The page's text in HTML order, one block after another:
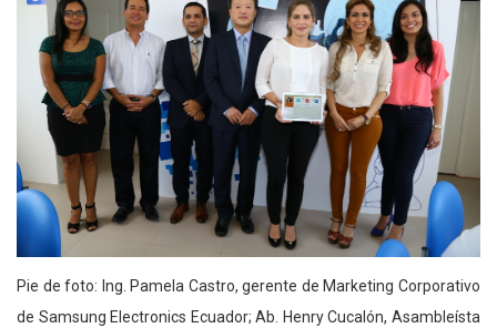
Pie de foto: Ing. Pamela Castro, gerente de Marketing Corporativo
de Samsung Electronics Ecuador; Ab. Henry Cucalón, Asambleísta